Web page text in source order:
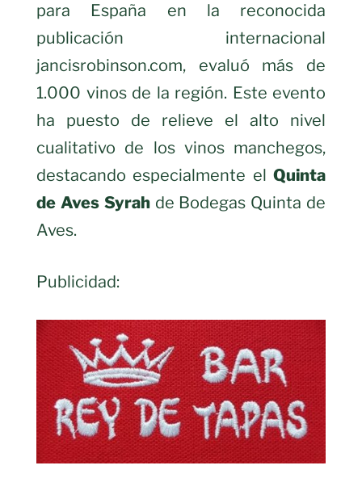
para España en la reconocida
publicación internacional
jancisrobinson.com, evaluó más de
1.000 vinos de la región. Este evento
ha puesto de relieve el alto nivel
cualitativo de los vinos manchegos,
destacando especialmente el Quinta
de Aves Syrahde Bodegas Quinta de
Aves.
Publicidad: